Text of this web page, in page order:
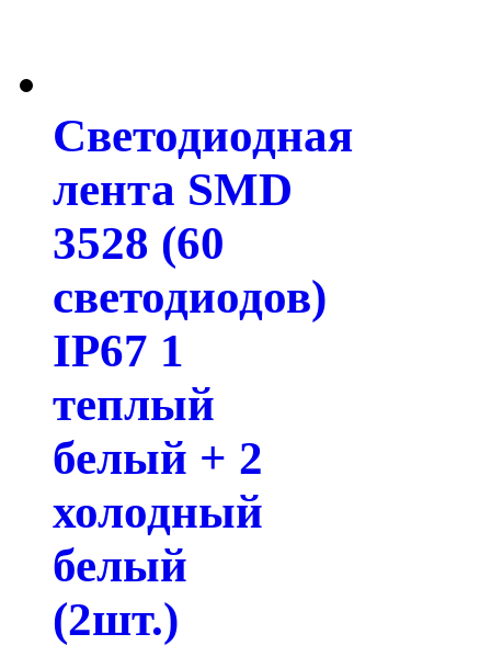
Светодиодная
лента SMD
3528 (60
светодиодов)
IP67 1
теплый
белый + 2
холодный
белый
(2шт.)